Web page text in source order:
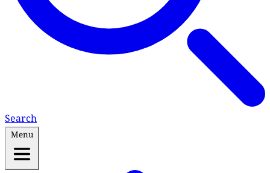
Search
Menu